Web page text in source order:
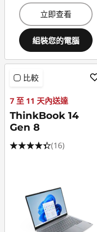
立即查看
組裝您的電腦
比較
7 至 11 天內送達
ThinkBook 14
Gen 8
(16)